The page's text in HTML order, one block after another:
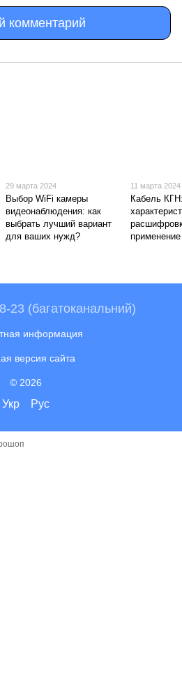
комментарий
29 марта 2024
Выбор WiFi камеры
видеонаблюдения: как
выбрать лучший вариант
для ваших нужд?
11 марта 2024
Кабель
применение
23 (багатоканальний)
информация
версия сайта
© 2026
Укр Рус